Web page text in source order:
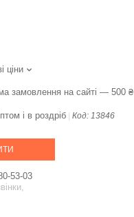
ціни
замовлення на сайті — 500 ₴
і в роздріб Код: 13846
53-03